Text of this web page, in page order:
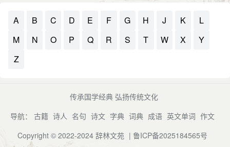
A B C D E F G H J K
L
M
N O P Q R S T W X
Y
Z
传承国学经典 弘扬传统文化
导航： 古籍 诗人 名句 诗文 字典 词典 成语 英文单词 作文
Copyright © 2022-2024 辞林文苑 | 鲁ICP备2025184565号